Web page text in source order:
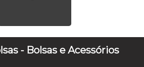
- Bolsas e Acessórios